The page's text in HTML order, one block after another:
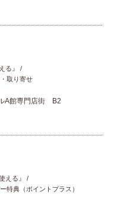
る』
取り寄せ
A館専門店街 B2
える』
特典（ポイントプラス）